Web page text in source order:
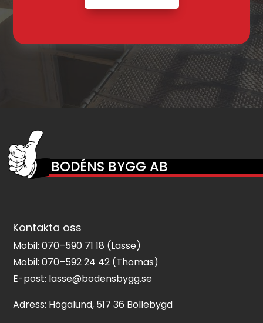
BODÉNS BYGG AB
Kontakta oss
Mobil:070–590 71 18 (Lasse)
Mobil:070–592 24 42 (Thomas)
E-post: lasse@bodensbygg.se
Adress: Högalund, 517 36 Bollebygd